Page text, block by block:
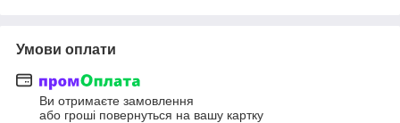
Умови оплати
Ви отримаєте замовлення
або гроші повернуться на вашу картку